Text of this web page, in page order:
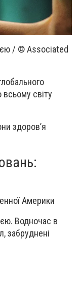
/ © Associated
світу
здоров’я
Америки
Водночас в
забруднені